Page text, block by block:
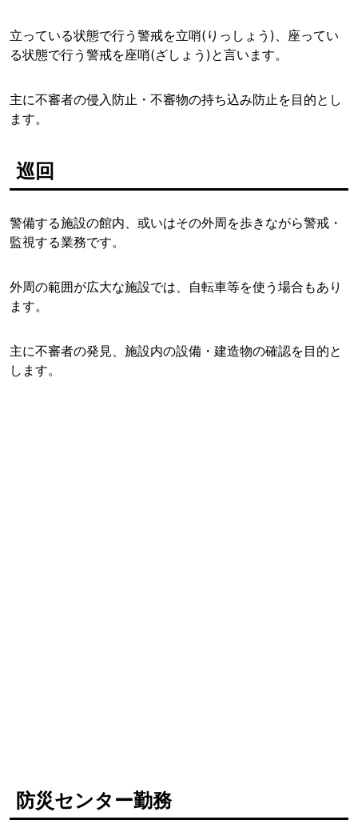
立っている状態で行う警戒を立哨(りっしょう)、座ってい
る状態で行う警戒を座哨(ざしょう)と言います。
主に不審者の侵入防止・不審物の持ち込み防止を目的とし
ます。
巡回
警備する施設の館内、或いはその外周を歩きながら警戒・
監視する業務です。
外周の範囲が広大な施設では、自転車等を使う場合もあり
ます。
主に不審者の発見、施設内の設備・建造物の確認を目的と
します。
防災センター勤務